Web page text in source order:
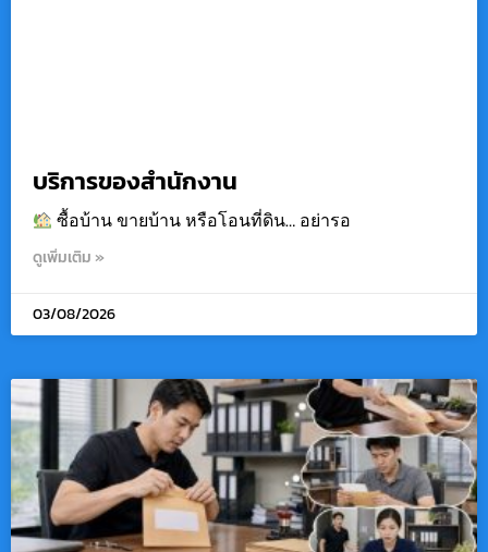
บริการของสำนักงาน
ซื้อบ้าน ขายบ้าน หรือโอนที่ดิน… อย่ารอ
ดูเพิ่มเติม »
03/08/2026